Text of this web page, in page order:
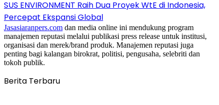
SUS ENVIRONMENT Raih Dua Proyek WtE di Indonesia,
Percepat Ekspansi Global
Jasasiaranpers.com dan media online ini mendukung program
manajemen reputasi melalui publikasi press release untuk institusi,
organisasi dan merek/brand produk. Manajemen reputasi juga
penting bagi kalangan birokrat, politisi, pengusaha, selebriti dan
tokoh publik.
Berita Terbaru